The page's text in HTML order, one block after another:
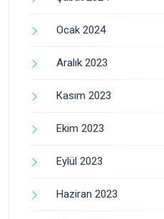
Ocak 2024
Aralık 2023
Kasım 2023
Ekim 2023
Eylül 2023
Haziran 2023